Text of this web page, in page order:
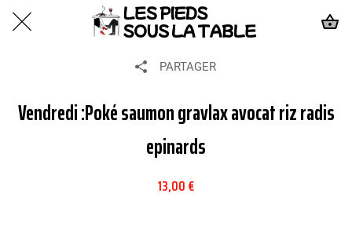
PARTAGER
Vendredi :Poké saumon gravlax avocat riz radis
epinards
13,00 €